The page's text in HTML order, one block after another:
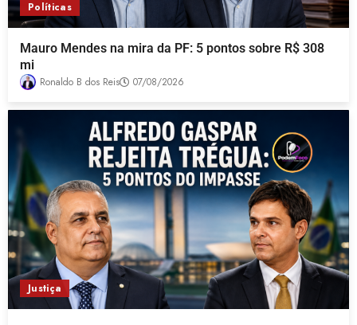
Políticas
Mauro Mendes na mira da PF: 5 pontos sobre R$ 308
mi
Ronaldo B dos Reis 07/08/2026
Justiça